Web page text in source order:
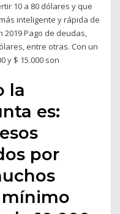
10 a 80 dólares y que
inteligente y rápida de
2019 Pago de deudas,
entre otras. Con un
y $ 15.000 ​son
la
es:
por